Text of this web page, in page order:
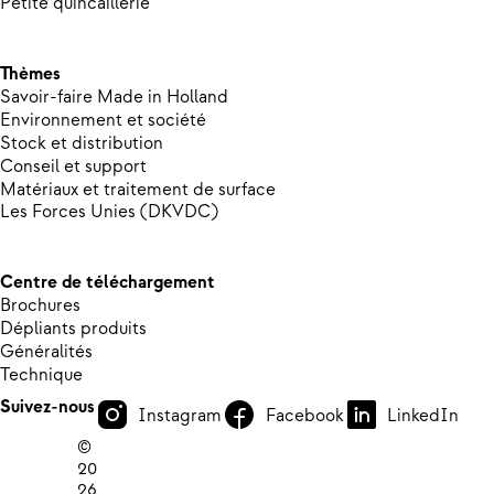
Thèmes
Savoir-faire Made in Holland
Environnement et société
Stock et distribution
Conseil et support
Matériaux et traitement de surface
Les Forces Unies (DKVDC)
Centre de téléchargement
Brochures
Dépliants produits
Généralités
Technique
Suivez-nous
Instagram Facebook
LinkedIn
©
20